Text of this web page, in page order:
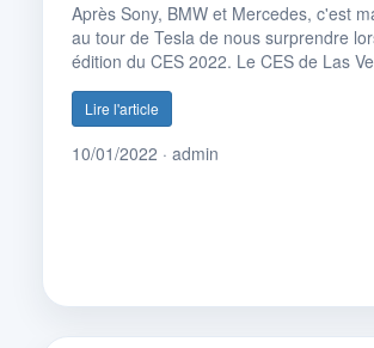
Après Sony, BMW et Mercedes, c'est
au tour de Tesla de nous surprendre
édition du CES 2022. Le CES de Las
Lire l'article
10/01/2022 · admin